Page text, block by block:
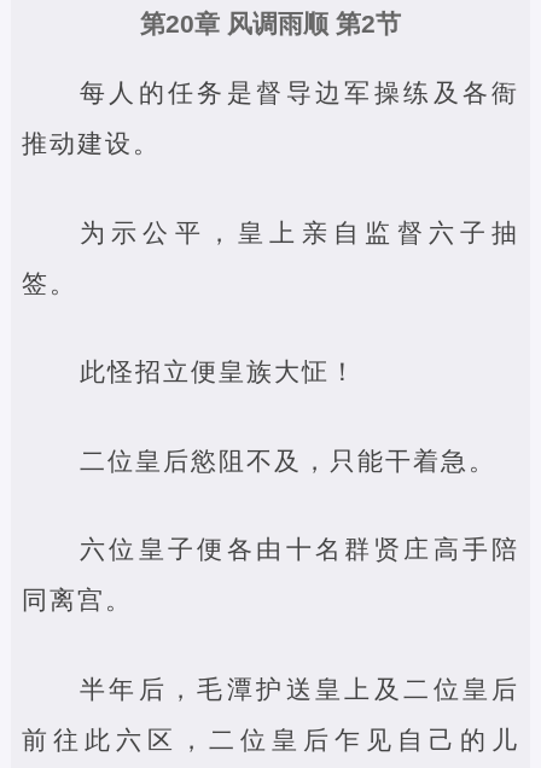
第20章 风调雨顺 第2节
每人的任务是督导边军操练及各衙
推动建设。
为示公平，皇上亲自监督六子抽
签。
此怪招立便皇族大怔！
二位皇后慾阻不及，只能干着急。
六位皇子便各由十名群贤庄高手陪
同离宫。
半年后，毛潭护送皇上及二位皇后
前往此六区，二位皇后乍见自己的儿